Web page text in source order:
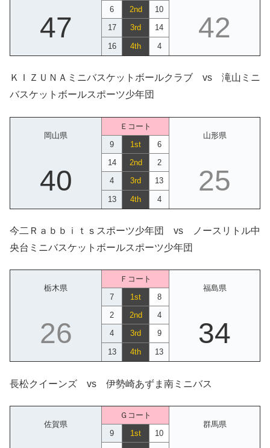
47
6 2nd 10
42
17 3rd 14
16 4th 4
ＫＩＺＵＮＡミニバスケットボールクラブ vs 滝山ミニ
バスケットボールスポーツ少年団
岡山県
Ｅコート
山形県
9
1st 6
40
14 2nd 2
25
4 3rd 13
13 4th 4
今二Ｒａｂｂｉｔｓスポーツ少年団 vs ノースリトル中
央台ミニバスケットボールスポーツ少年団
栃木県
Ｆコート
福島県
7
1st 8
26
2 2nd 4
34
4 3rd 9
13 4th 13
長松クイーンズ vs 伊勢崎あずま南ミニバス
佐賀県
Ｇコート
群馬県
9
1st
10